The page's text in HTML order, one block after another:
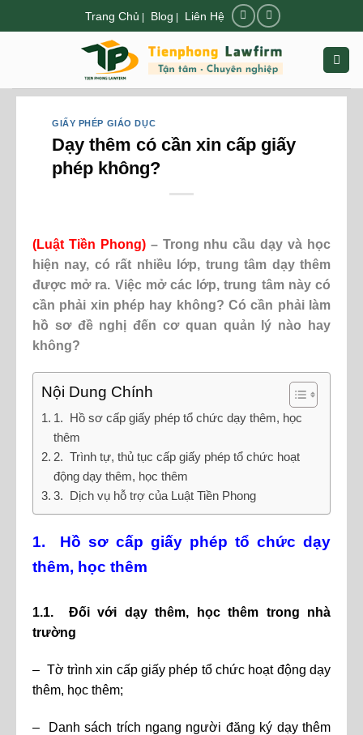
đến
Trang Chủ | Blog | Liên Hệ
GIẤY PHÉP GIÁO DỤC
Dạy thêm có cần xin cấp giấy
phép không?
(Luật Tiền Phong)– Trong nhu cầu dạy và học
hiện nay, có rất nhiều lớp, trung tâm dạy thêm
được mở ra. Việc mở các lớp, trung tâm này có
cần phải xin phép hay không? Có cần phải làm
hồ sơ đề nghị đến cơ quan quản lý nào hay
không?
Nội Dung Chính
1. Hồ sơ cấp giấy phép tổ chức dạy thêm, học
thêm
2. Trình tự, thủ tục cấp giấy phép tổ chức hoạt
động dạy thêm, học thêm
3. Dịch vụ hỗ trợ của Luật Tiền Phong
1. Hồ sơ cấp giấy phép tổ chức dạy
thêm, học thêm
1.1. Đối với dạy thêm, học thêm trong nhà
trường
– Tờ trình xin cấp giấy phép tổ chức hoạt động dạy
thêm, học thêm;
– Danh sách trích ngang người đăng ký dạy thêm